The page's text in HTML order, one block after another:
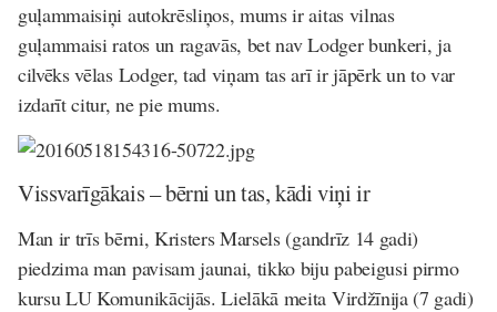
guļammaisiņi autokrēsliņos, mums ir aitas vilnas
guļammaisi ratos un ragavās, bet nav Lodger bunkeri, ja
cilvēks vēlas Lodger, tad viņam tas arī ir jāpērk un to var
izdarīt citur, ne pie mums.
Vissvarīgākais – bērni un tas, kādi viņi ir
Man ir trīs bērni, Kristers Marsels (gandrīz 14 gadi)
piedzima man pavisam jaunai, tikko biju pabeigusi pirmo
kursu LU Komunikācijās. Lielākā meita Virdžīnija (7 gadi)